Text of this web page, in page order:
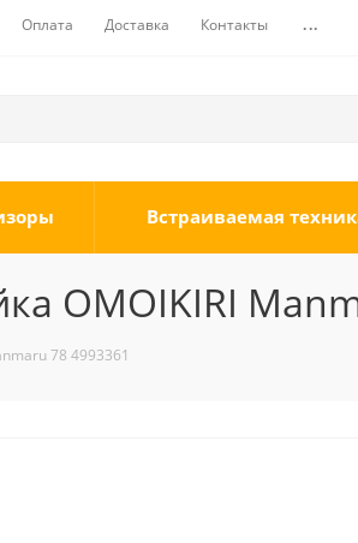
Оплата Доставка Контакты ...
Встраиваемая
OMOIKIRI
78 4993361